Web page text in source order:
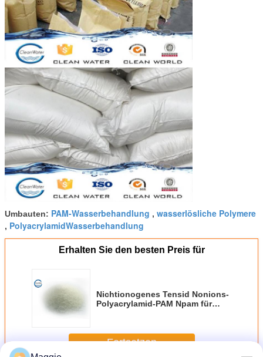
Umbauten: PAM-Wasserbehandlung , wasserlösliche Polymere
, PolyacrylamidWasserbehandlung
Erhalten Sie den besten Preis für
Nichtionogenes Tensid Nonions-
Polyacrylamid-PAM Npam für
Fortsetzen